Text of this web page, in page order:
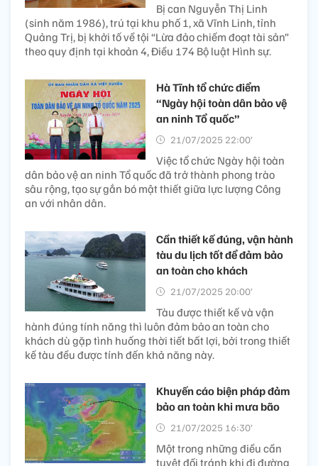
Bị can Nguyễn Thị Linh
(sinh năm 1986), trú tại khu phố 1, xã Vĩnh Linh, tỉnh
Quảng Trị, bị khởi tố về tội “Lừa đảo chiếm đoạt tài sản”
theo quy định tại khoản 4, Điều 174 Bộ luật Hình sự.
Hà Tĩnh tổ chức điểm
“Ngày hội toàn dân bảo vệ
an ninh Tổ quốc”
21/07/2025 22:00’
Việc tổ chức Ngày hội toàn
dân bảo vệ an ninh Tổ quốc đã trở thành phong trào
sâu rộng, tạo sự gắn bó mật thiết giữa lực lượng Công
an với nhân dân.
Cần thiết kế đúng, vận hành
tàu du lịch tốt để đảm bảo
an toàn cho khách
21/07/2025 20:00’
Tàu được thiết kế và vận
hành đúng tính năng thì luôn đảm bảo an toàn cho
khách dù gặp tình huống thời tiết bất lợi, bởi trong thiết
kế tàu đều được tính đến khả năng này.
Khuyến cáo biện pháp đảm
bảo an toàn khi mưa bão
21/07/2025 16:30’
Một trong những điều cần
tuyệt đối tránh khi đi đường